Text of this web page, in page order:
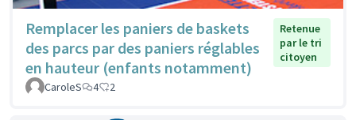
Remplacer les paniers de baskets
des parcs par des paniers réglables
en hauteur (enfants notamment)
Retenue
par le tri
citoyen
CaroleS 4 2